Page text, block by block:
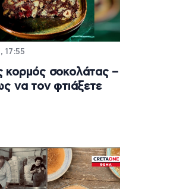
17:55
κορμός σοκολάτας –
να τον φτιάξετε